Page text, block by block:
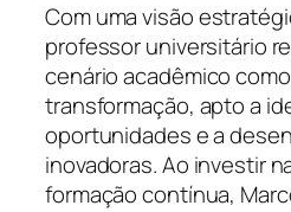
Com uma visão
professor universitário
cenário acadêmico
transformação, apto a
oportunidades e a
inovadoras. Ao investir
formação contínua,